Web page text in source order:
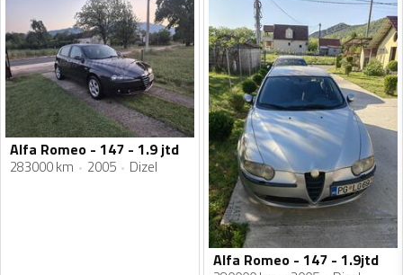
Alfa Romeo - 147 - 1.9 jtd
283000 km 2005 Dizel
Alfa Romeo - 147 - 1.9jtd